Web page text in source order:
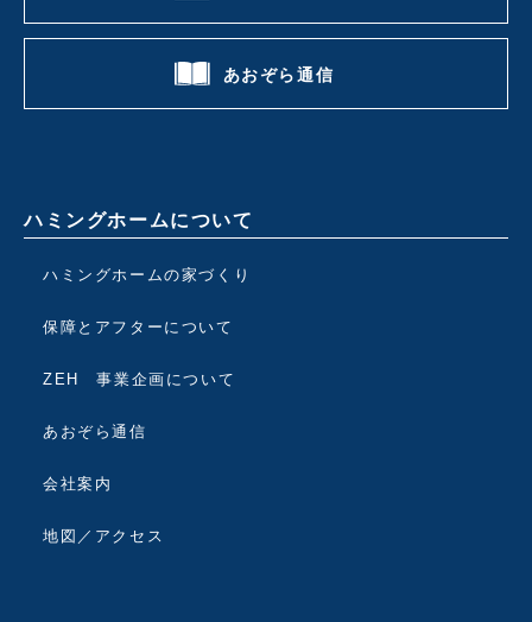
あおぞら通信
ハミングホームについて
ハミングホームの家づくり
保障とアフターについて
ZEH 事業企画について
あおぞら通信
会社案内
地図／アクセス